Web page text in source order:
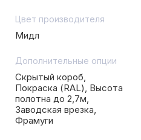
Цвет производителя
Мидл
Дополнительные опции
Скрытый короб,
Покраска (RAL), Высота
полотна до 2,7м,
Заводская врезка,
Фрамуги